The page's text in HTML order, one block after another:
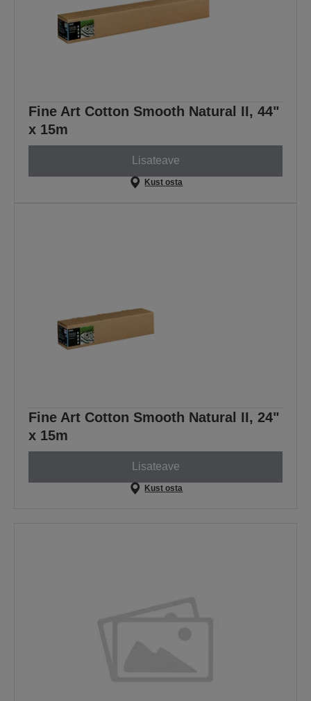
Fine Art Cotton Smooth Natural II, 44"
x 15m
Lisateave
Kust osta
Fine Art Cotton Smooth Natural II, 24"
x 15m
Lisateave
Kust osta